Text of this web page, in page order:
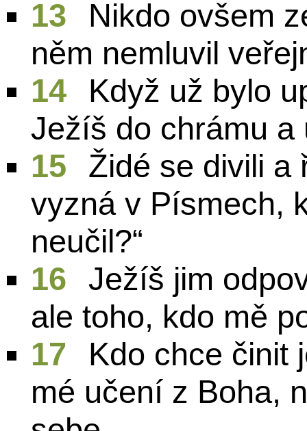
13
Nikdo ovšem
něm nemluvil
14
Když už bylo
Ježíš do chrámu a
15
Židé se divili a
vyzná v Písmech,
neučil?“
16
Ježíš jim
ale toho, kdo mě
17
Kdo chce činit
mé učení z Boha,